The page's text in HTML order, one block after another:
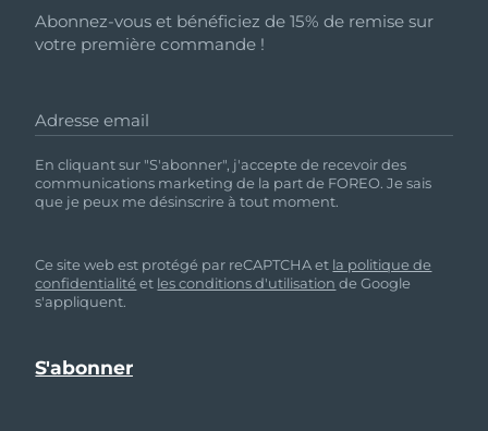
Abonnez-vous et bénéficiez de 15% de remise sur
votre première commande !
Adresse email
En cliquant sur "S'abonner", j'accepte de recevoir des
communications marketing de la part de FOREO. Je sais
que je peux me désinscrire à tout moment.
Ce site web est protégé par reCAPTCHA et la politique de
confidentialité et les conditions d'utilisation de Google
s'appliquent.